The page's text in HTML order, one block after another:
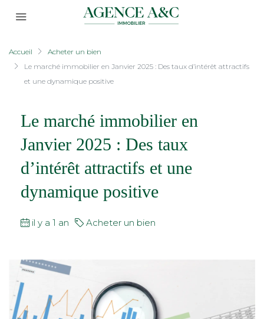
Accueil
Acheter un bien
Le marché immobilier en Janvier 2025 : Des taux d’intérêt attractifs
et une dynamique positive
Le marché immobilier en
Janvier 2025 : Des taux
d’intérêt attractifs et une
dynamique positive
il y a 1 an Acheter un bien